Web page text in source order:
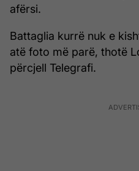
afërsi.
Battaglia kurrë nuk e
atë foto më parë, thotë
përcjell Telegrafi.